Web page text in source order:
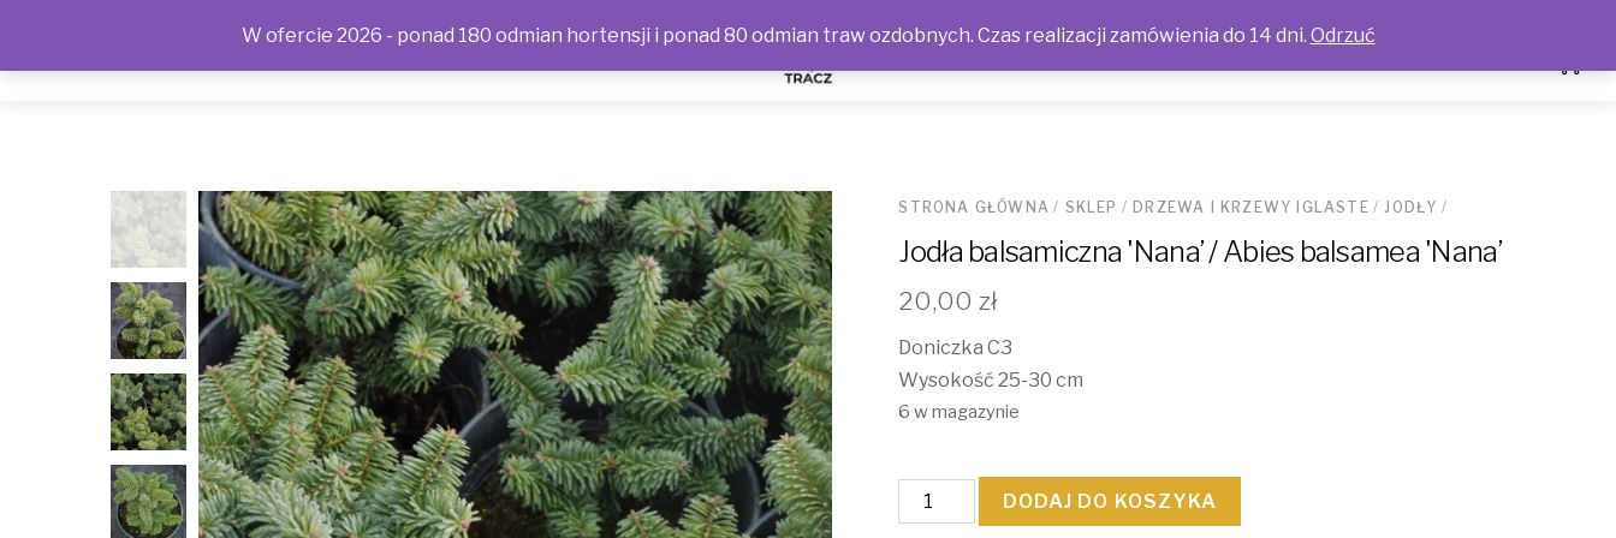
STRONA GŁÓWNA / SKLEP / DRZEWA I KRZEWY IGLASTE/JODŁY /
Jodła balsamiczna 'Nana’ / Abies balsamea 'Nana’
20,00 zł
Doniczka C3
Wysokość 25-30 cm
6 w magazynie
ilość
Jodła
DODAJ DO KOSZYKA
W ofercie 2026 - ponad 180 odmian hortensji i ponad 80 odmian traw ozdobnych. Czas realizacji zamówienia do 14 dni. Odrzuć